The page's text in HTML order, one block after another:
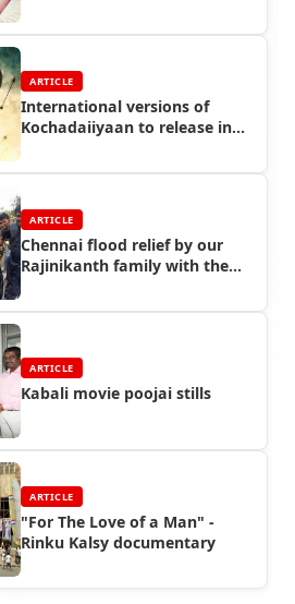
ARTICLE
International versions of
Kochadaiiyaan to release in
ARTICLE
Chennai flood relief by our
Rajinikanth family with the
ARTICLE
Kabali movie poojai stills
ARTICLE
"For The Love of a Man" -
Rinku Kalsy documentary